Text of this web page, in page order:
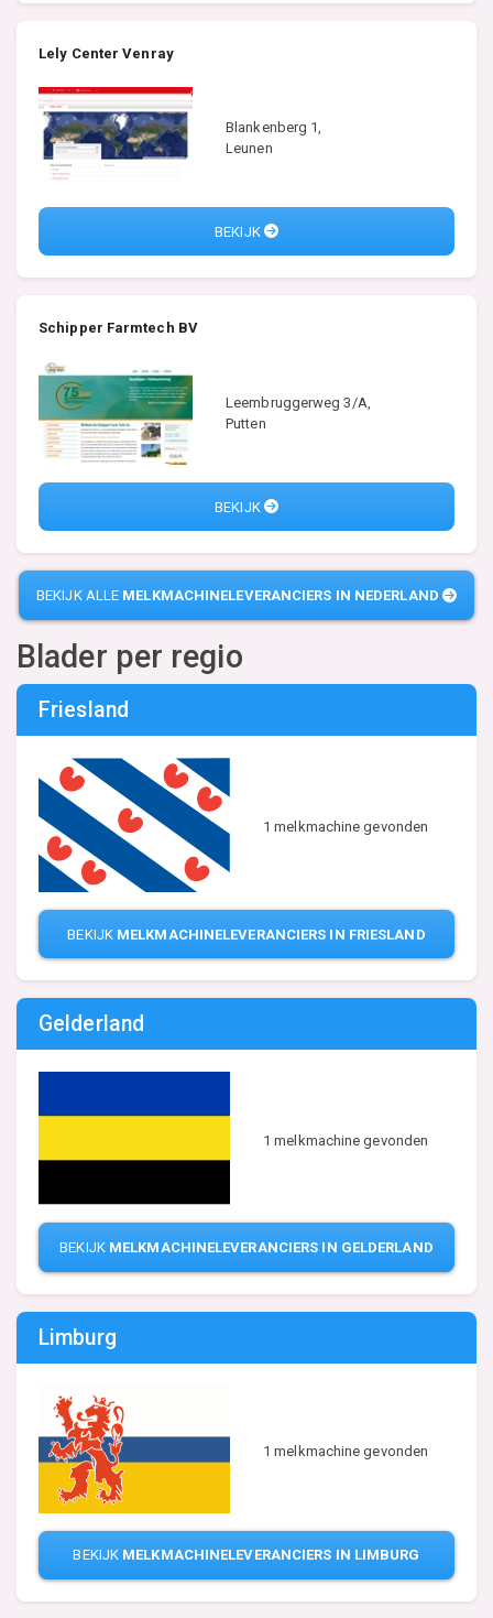
Lely Center Venray
Blankenberg 1,
Leunen
BEKIJK
Schipper Farmtech BV
Leembruggerweg 3/A,
Putten
BEKIJK
BEKIJK ALLE MELKMACHINELEVERANCIERS IN NEDERLAND
Blader per regio
Friesland
1 melkmachine gevonden
BEKIJK MELKMACHINELEVERANCIERS IN FRIESLAND
Gelderland
1 melkmachine gevonden
BEKIJK MELKMACHINELEVERANCIERS IN GELDERLAND
Limburg
1 melkmachine gevonden
BEKIJK MELKMACHINELEVERANCIERS IN LIMBURG